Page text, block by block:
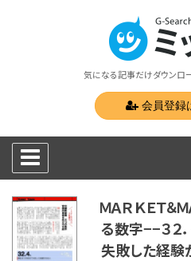
気になる記事だけダウンロー
会員登録
ＭＡＲＫＥＴ
る数字−−３２
失敗した経験